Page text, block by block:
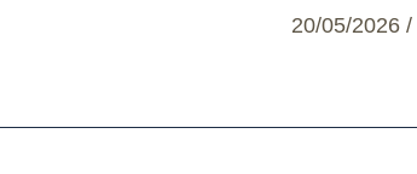
/
20/05/2026